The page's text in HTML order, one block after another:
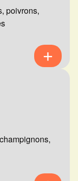
poivrons,